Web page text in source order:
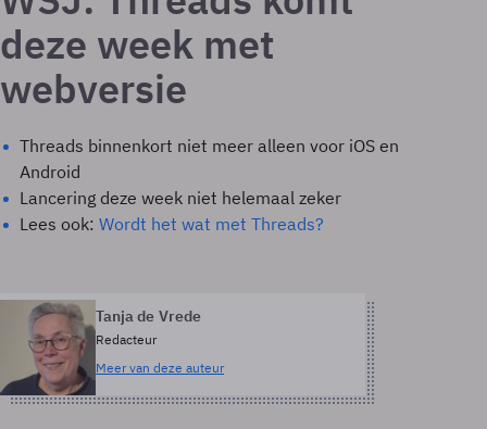
deze week met
webversie
Threads binnenkort niet meer alleen voor iOS en
Android
Lancering deze week niet helemaal zeker
Lees ook: Wordt het wat met Threads?
Tanja de Vrede
Redacteur
Meer van deze auteur